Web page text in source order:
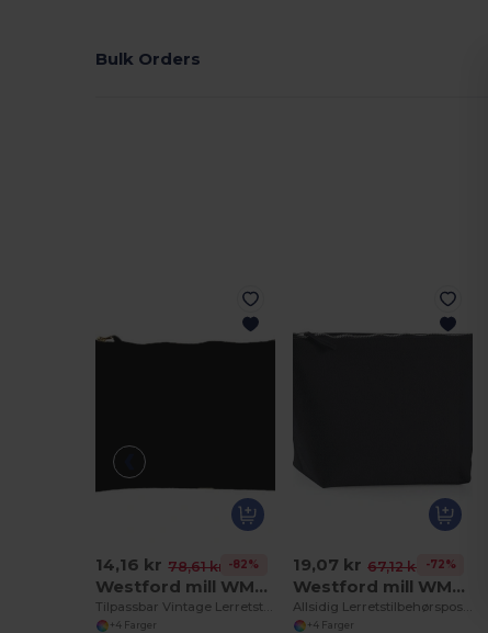
Bulk Orders
14,16 kr 78,61 kr -82%
Westford mill WM530
+4 Farger
19,07 kr 67,12 kr -72%
Westford mill WM540
+4 Farger